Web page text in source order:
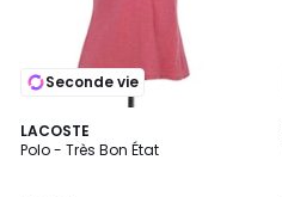
Seconde vie
LACOSTE
Polo - Très Bon État